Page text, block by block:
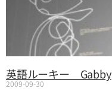
英語ルーキー Gabby
2009-09-30